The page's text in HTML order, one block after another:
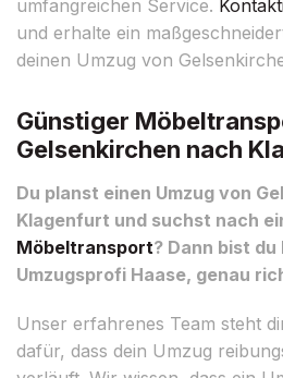
umfangreichen Service.
und erhalte ein
deinen Umzug von
Günstiger
Gelsenkirchen nach
Du planst einen Umzug von
Klagenfurt und suchst nach
Möbeltransport? Dann bist du
Umzugsprofi Haase, genau
Unser erfahrenes Team steht
dafür, dass dein Umzug